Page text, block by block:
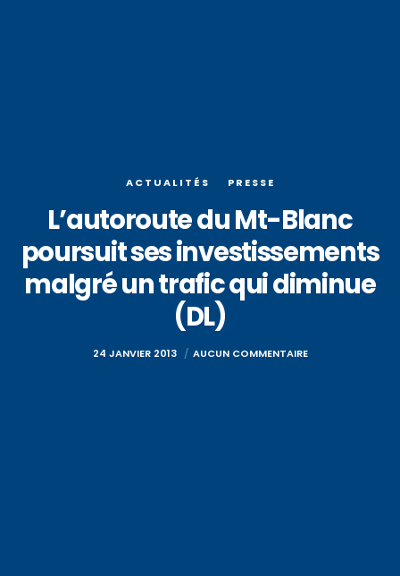
ACTUALITÉS PRESSE
L’autoroute du Mt-Blanc
poursuit ses investissements
malgré un trafic qui diminue
(DL)
24 JANVIER 2013 AUCUN COMMENTAIRE